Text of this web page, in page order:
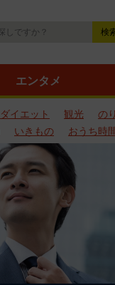
エンタメ
ダイエット 観光 の
いきもの おうち時